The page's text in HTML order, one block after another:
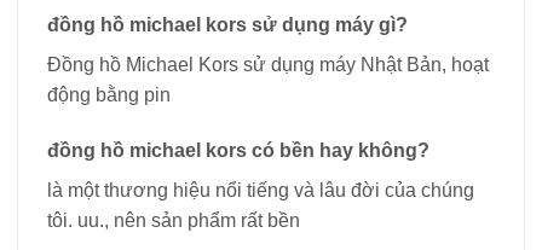
đồng hồ michael kors sử dụng máy gì?
Đồng hồ Michael Kors sử dụng máy Nhật Bản, hoạt
động bằng pin
đồng hồ michael kors có bền hay không?
là một thương hiệu nổi tiếng và lâu đời của chúng
tôi. uu., nên sản phẩm rất bền